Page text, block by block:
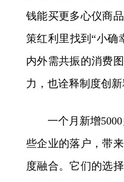
钱能买更多心仪商
策红利里找到“小确
内外需共振的消费
力，也诠释制度创新
一个月新增
些企业的落户，带
度融合。它们的选